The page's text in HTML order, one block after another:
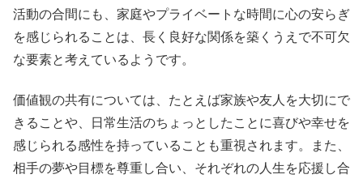
活動の合間にも、家庭やプライベートな時間に心の安らぎ
を感じられることは、長く良好な関係を築くうえで不可欠
な要素と考えているようです。
価値観の共有については、たとえば家族や友人を大切にで
きることや、日常生活のちょっとしたことに喜びや幸せを
感じられる感性を持っていることも重視されます。また、
相手の夢や目標を尊重し合い、それぞれの人生を応援し合